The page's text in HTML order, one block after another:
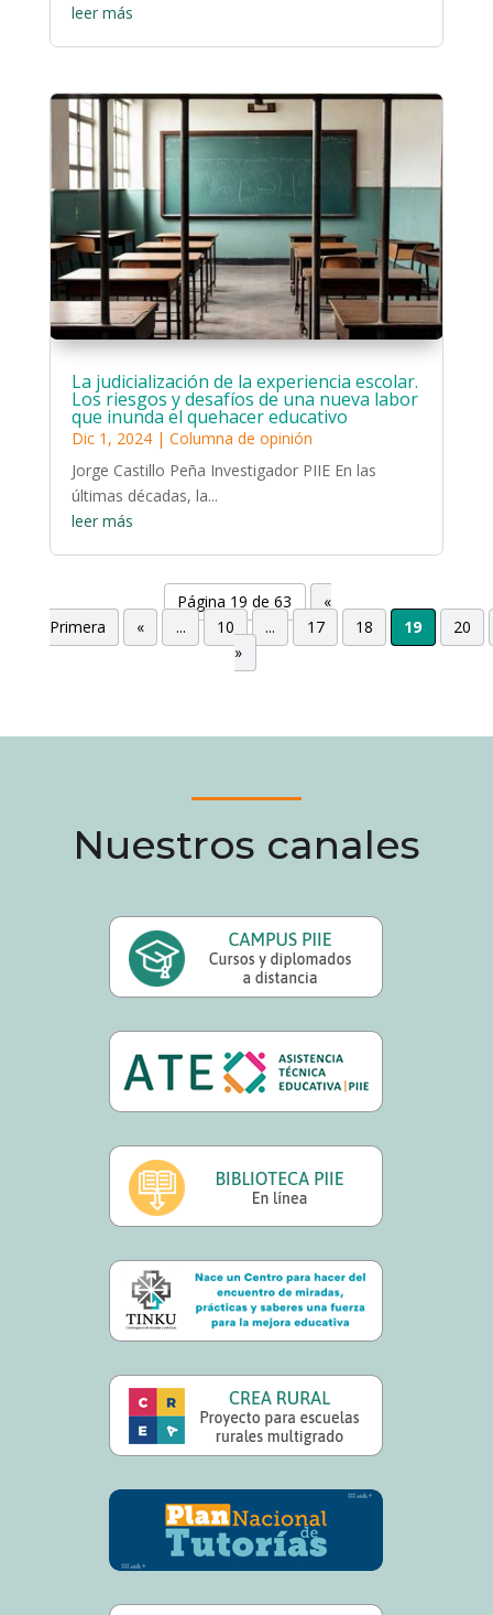
leer más
La judicialización de la experiencia escolar.
Los riesgos y desafíos de una nueva labor
que inunda el quehacer educativo
Dic 1, 2024| Columna de opinión
Jorge Castillo Peña Investigador PIIE En las
últimas décadas, la...
leer más
Página 19 de 63
«
Primera
« ... 10 ... 17 18 19
20
»
Nuestros canales